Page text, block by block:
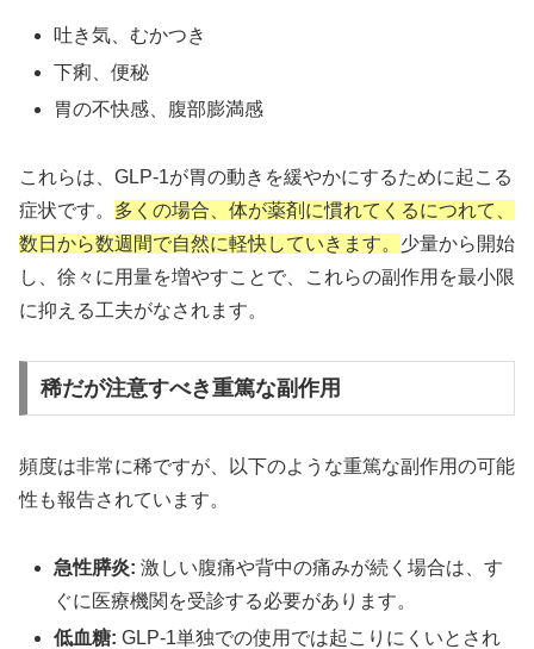
吐き気、むかつき
下痢、便秘
胃の不快感、腹部膨満感
これらは、GLP-1が胃の動きを緩やかにするために起こる
症状です。 多くの場合、体が薬剤に慣れてくるにつれて、
数日から数週間で自然に軽快していきます。 少量から開始
し、徐々に用量を増やすことで、これらの副作用を最小限
に抑える工夫がなされます。
稀だが注意すべき重篤な副作用
頻度は非常に稀ですが、以下のような重篤な副作用の可能
性も報告されています。
急性膵炎: 激しい腹痛や背中の痛みが続く場合は、す
ぐに医療機関を受診する必要があります。
低血糖: GLP-1単独での使用では起こりにくいとされ